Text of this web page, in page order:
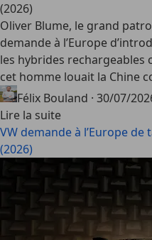
(2026)
Oliver Blume, le grand
demande à l’Europe
les hybrides rechargeables
cet homme louait la Chine
Félix Bouland · 30/07/
Lire la suite
VW demande à l’Europe
(2026)